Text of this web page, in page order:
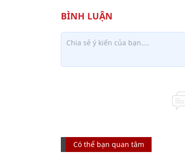
Có thể bạn quan tâm